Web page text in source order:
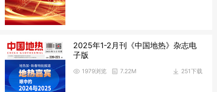
2025年1-2月刊《中国地热》杂志电
子版
251下载
1979浏览 7.22M